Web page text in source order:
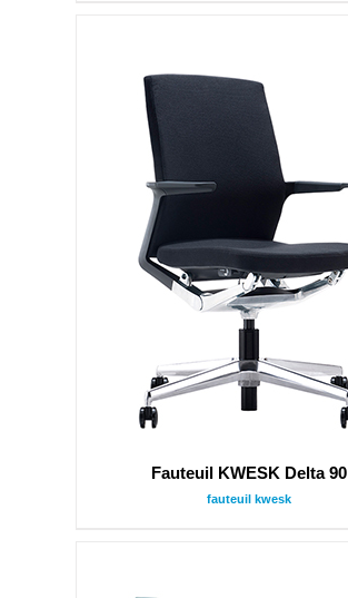
Fauteuil KWESK Delta 90
fauteuil kwesk